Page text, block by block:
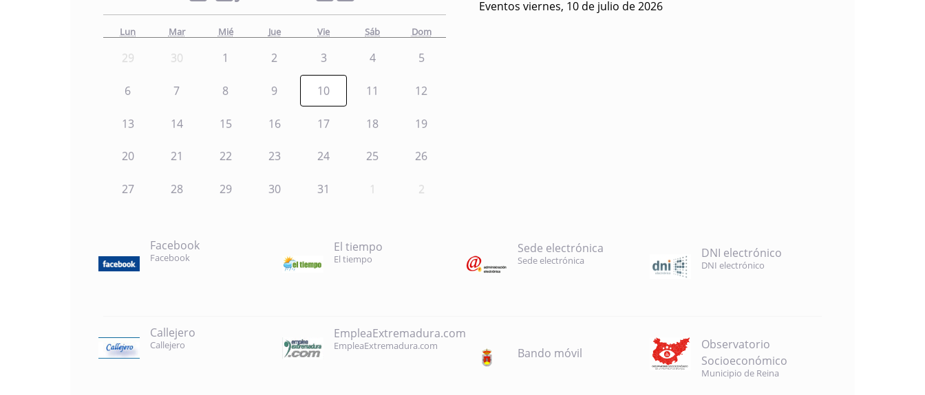
Lun Mar Mié Jue Vie Sáb Dom
29 30 1 2 3 4 5
6 7 8 9 10 11 12
13 14 15 16 17 18 19
20 21 22 23 24 25 26
27 28 29 30 31 1 2
Eventos viernes, 10 de julio de 2026
Facebook
Facebook
El tiempo
El tiempo
Sede electrónica
Sede electrónica DNI electrónico
DNI electrónico
Callejero
Callejero
EmpleaExtremadura.com
EmpleaExtremadura.com
Bando móvil
Observatorio
Socioeconómico
Municipio de Reina